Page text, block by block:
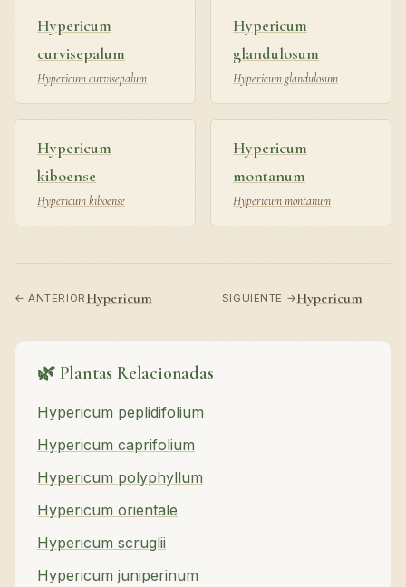
Hypericum
curvisepalum
Hypericum curvisepalum
Hypericum
glandulosum
Hypericum glandulosum
Hypericum
kiboense
Hypericum kiboense
Hypericum
montanum
Hypericum montanum
← ANTERIORHypericum SIGUIENTE →Hypericum
🌿 Plantas Relacionadas
Hypericum peplidifolium
Hypericum caprifolium
Hypericum polyphyllum
Hypericum orientale
Hypericum scruglii
Hypericum juniperinum